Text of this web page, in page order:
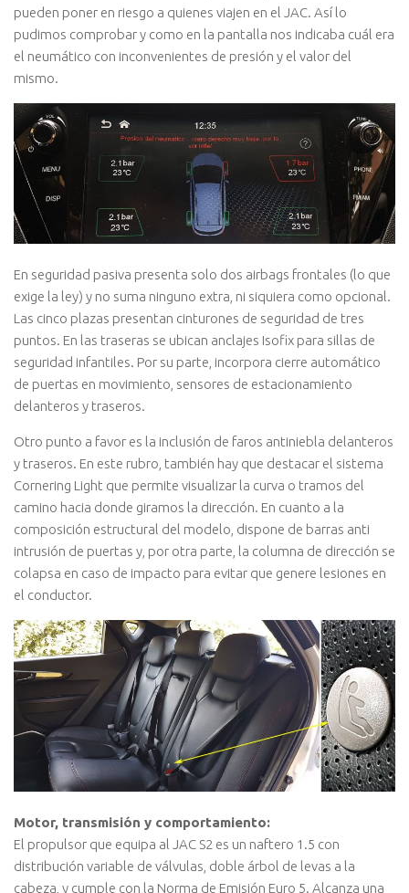
pueden poner en riesgo a quienes viajen en el JAC. Así lo
pudimos comprobar y como en la pantalla nos indicaba cuál era
el neumático con inconvenientes de presión y el valor del
mismo.
En seguridad pasiva presenta solo dos airbags frontales (lo que
exige la ley) y no suma ninguno extra, ni siquiera como opcional.
Las cinco plazas presentan cinturones de seguridad de tres
puntos. En las traseras se ubican anclajes Isofix para sillas de
seguridad infantiles. Por su parte, incorpora cierre automático
de puertas en movimiento, sensores de estacionamiento
delanteros y traseros.
Otro punto a favor es la inclusión de faros antiniebla delanteros
y traseros. En este rubro, también hay que destacar el sistema
Cornering Light que permite visualizar la curva o tramos del
camino hacia donde giramos la dirección. En cuanto a la
composición estructural del modelo, dispone de barras anti
intrusión de puertas y, por otra parte, la columna de dirección se
colapsa en caso de impacto para evitar que genere lesiones en
el conductor.
Motor, transmisión y comportamiento:
El propulsor que equipa al JAC S2 es un naftero 1.5 con
distribución variable de válvulas, doble árbol de levas a la
cabeza, y cumple con la Norma de Emisión Euro 5. Alcanza una